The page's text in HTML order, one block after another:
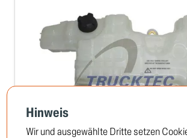
Hinweis
Wir und ausgewählte Dritte setzen